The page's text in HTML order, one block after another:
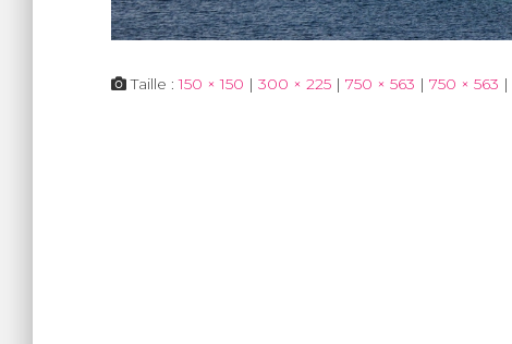
Taille :150 × 150 | 300 × 225 | 750 × 563 | 750 × 563 |